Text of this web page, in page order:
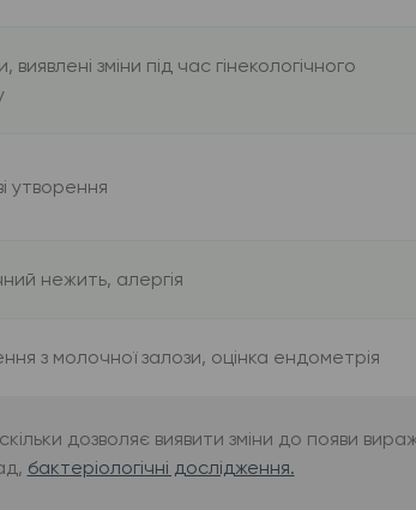
виявлені зміни під час гінекологічного
утворення
нежить, алергія
з молочної залози, оцінка ендометрія
дозволяє виявити зміни до появи
бактеріологічні дослідження.